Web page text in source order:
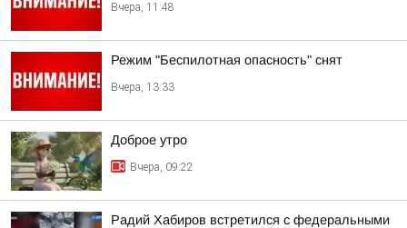
Вчера, 11:48
Режим "Беспилотная опасность" снят
Вчера, 13:33
Доброе утро
Вчера, 09:22
Радий Хабиров встретился с федеральными